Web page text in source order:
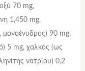
70 mg,
1,450 mg,
μονοένυδρος) 90 mg,
5 mg, χαλκός (ως
νατρίου) 0,2